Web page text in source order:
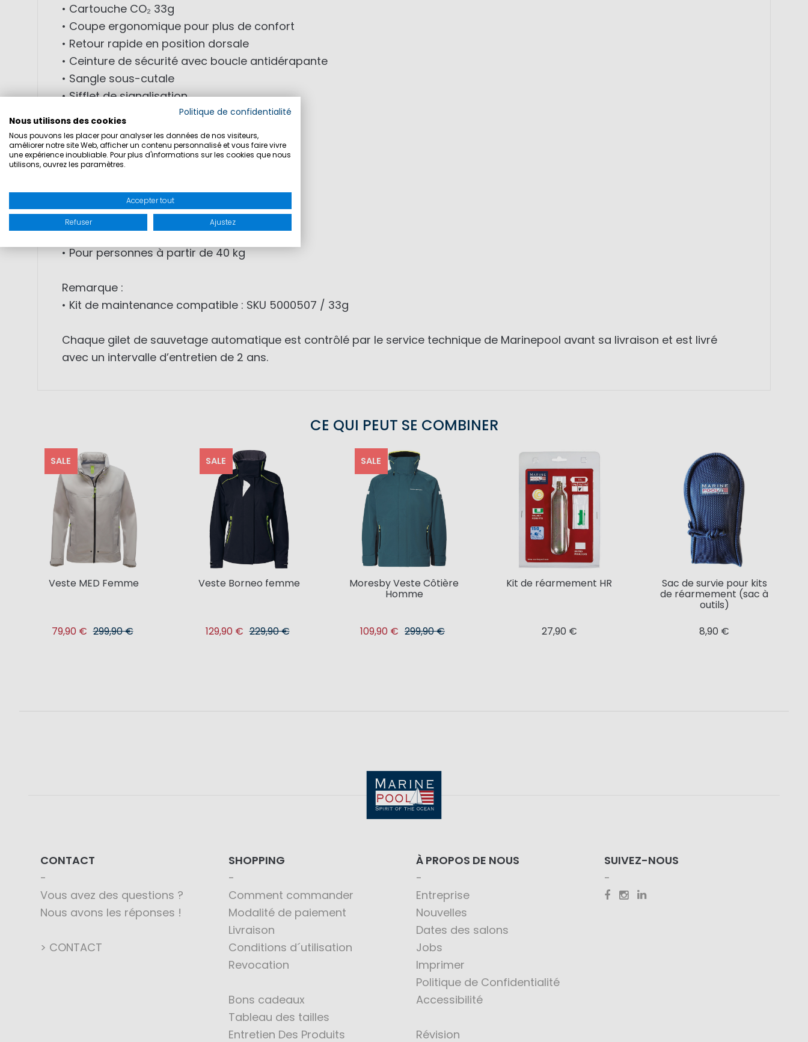
• Cartouche CO₂ 33g
• Coupe ergonomique pour plus de confort
• Retour rapide en position dorsale
• Ceinture de sécurité avec boucle antidérapante
• Sangle sous-cutale
• Sifflet de signalisation
• Boucle de récupération
• Éléments réfléchissants
• Tube de gonflage manuel
• Fermeture velcro
Ajustement :
• Taille unique
• Pour personnes à partir de 40 kg
Remarque :
• Kit de maintenance compatible : SKU 5000507 / 33g
Chaque gilet de sauvetage automatique est contrôlé par le service technique de Marinepool avant sa livraison et est livré
avec un intervalle d’entretien de 2 ans.
CE QUI PEUT SE COMBINER
SALE
Veste MED Femme
79,90 € 299,90 €
SALE
Veste Borneo femme
129,90 € 229,90 €
SALE
Moresby Veste Côtière
Homme
109,90 € 299,90 €
Kit de réarmement HR
27,90 €
Sac de survie pour kits
de réarmement (sac à
outils)
8,90 €
CONTACT
Vous avez des questions ?
Nous avons les réponses !
> CONTACT
SHOPPING
Comment commander
Modalité de paiement
Livraison
Conditions d´utilisation
Revocation
Bons cadeaux
Tableau des tailles
Entretien Des Produits
À PROPOS DE NOUS
Entreprise
Nouvelles
Dates des salons
Jobs
Imprimer
Politique de Confidentialité
Accessibilité
Révision
SUIVEZ-NOUS
Politique de confidentialité
Nous utilisons des cookies
Nous pouvons les placer pour analyser les données de nos visiteurs,
améliorer notre site Web, afficher un contenu personnalisé et vous faire vivre
une expérience inoubliable. Pour plus d'informations sur les cookies que nous
utilisons, ouvrez les paramètres.
Accepter tout
Refuser Ajustez